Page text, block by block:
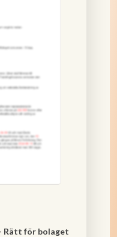
Rätt för bolaget